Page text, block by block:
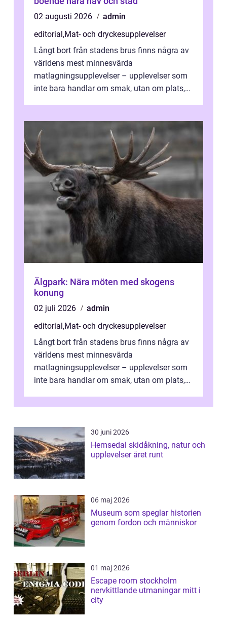
02 augusti 2026
admin
editorial,Mat- och dryckesupplevelser
Långt bort från stadens brus finns några av
världens mest minnesvärda
matlagningsupplevelser – upplevelser som
inte bara handlar om smak, utan om plats,
Älgpark: Nära möten med skogens
konung
02 juli 2026
admin
editorial,Mat- och dryckesupplevelser
Långt bort från stadens brus finns några av
världens mest minnesvärda
matlagningsupplevelser – upplevelser som
inte bara handlar om smak, utan om plats,
30 juni 2026
Hemsedal skidåkning, natur och
upplevelser året runt
06 maj 2026
Museum som speglar historien
genom fordon och människor
01 maj 2026
Escape room stockholm
nervkittlande utmaningar mitt i
city